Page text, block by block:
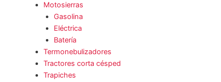
Motosierras
Gasolina
Eléctrica
Batería
Termonebulizadores
Tractores corta césped
Trapiches